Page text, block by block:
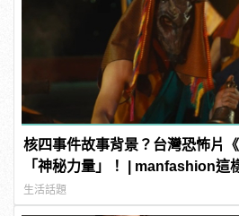
核四事件故事背景？台灣恐怖片
「神秘力量」！ | manfashion這
生活話題